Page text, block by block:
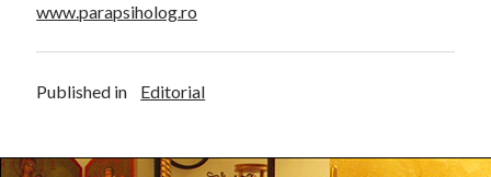
www.parapsiholog.ro
Published in Editorial